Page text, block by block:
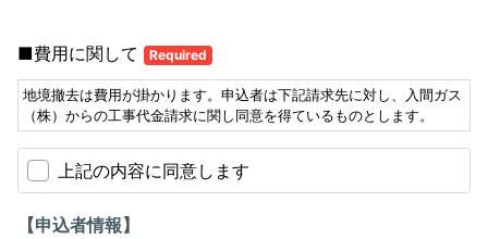
■費用に関して Required
地境撤去は費用が掛かります。申込者は下記請求先に対し、入間ガス
（株）からの工事代金請求に関し同意を得ているものとします。
上記の内容に同意します
【申込者情報】